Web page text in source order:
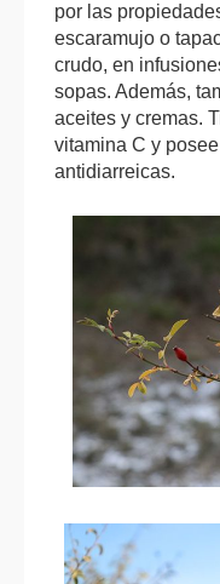
por las
escaramujo o
crudo, en
sopas. Además,
aceites y cremas.
vitamina C y
antidiarreicas.